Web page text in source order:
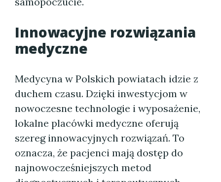
Innowacyjne rozwiązania
medyczne
Medycyna w Polskich powiatach idzie z
duchem czasu. Dzięki inwestycjom w
nowoczesne technologie i wyposażenie,
lokalne placówki medyczne oferują
szereg innowacyjnych rozwiązań. To
oznacza, że pacjenci mają dostęp do
najnowocześniejszych metod